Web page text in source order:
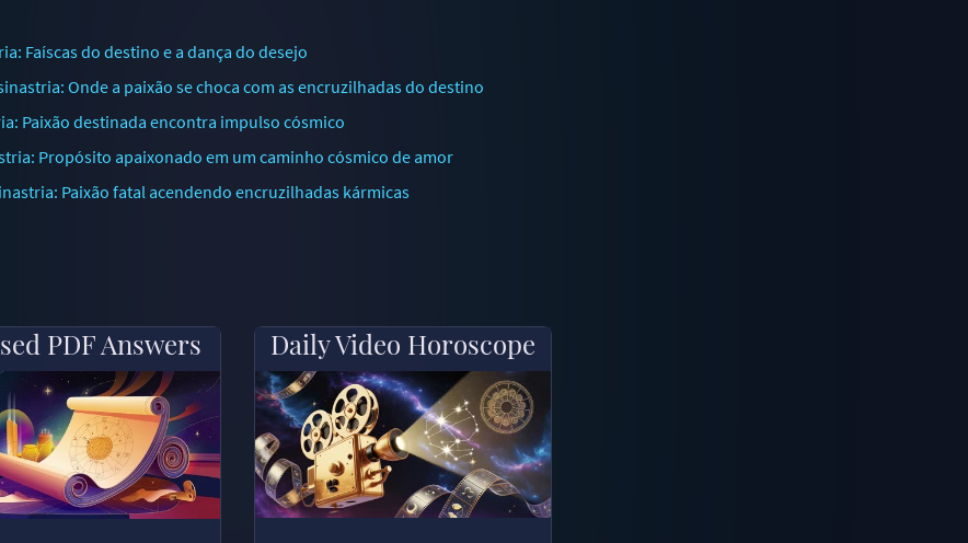
Faíscas do destino e a dança do desejo
Onde a paixão se choca com as encruzilhadas do destino
Paixão destinada encontra impulso cósmico
Propósito apaixonado em um caminho cósmico de amor
Paixão fatal acendendo encruzilhadas kármicas
PDF Answers Daily Video Horoscope